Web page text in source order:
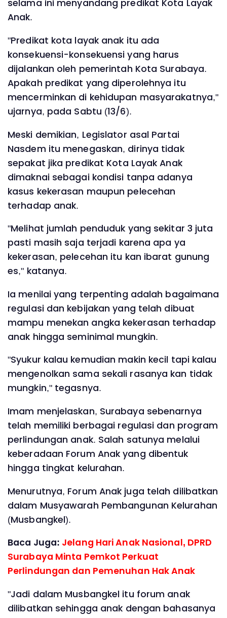
selama ini menyandang predikat Kota Layak
Anak.
‎"Predikat kota layak anak itu ada
konsekuensi-konsekuensi yang harus
dijalankan oleh pemerintah Kota Surabaya.
Apakah predikat yang diperolehnya itu
mencerminkan di kehidupan masyarakatnya,"
ujarnya, pada Sabtu (13/6).
‎Meski demikian, Legislator asal Partai
Nasdem itu menegaskan, dirinya tidak
sepakat jika predikat Kota Layak Anak
dimaknai sebagai kondisi tanpa adanya
kasus kekerasan maupun pelecehan
terhadap anak.
‎"Melihat jumlah penduduk yang sekitar 3 juta
pasti masih saja terjadi karena apa ya
kekerasan, pelecehan itu kan ibarat gunung
es," katanya.
‎Ia menilai yang terpenting adalah bagaimana
regulasi dan kebijakan yang telah dibuat
mampu menekan angka kekerasan terhadap
anak hingga seminimal mungkin.
‎"Syukur kalau kemudian makin kecil tapi kalau
mengenolkan sama sekali rasanya kan tidak
mungkin," tegasnya.
‎Imam menjelaskan, Surabaya sebenarnya
telah memiliki berbagai regulasi dan program
perlindungan anak. Salah satunya melalui
keberadaan Forum Anak yang dibentuk
hingga tingkat kelurahan.
‎Menurutnya, Forum Anak juga telah dilibatkan
dalam Musyawarah Pembangunan Kelurahan
(Musbangkel).
Baca Juga: Jelang Hari Anak Nasional, DPRD
Surabaya Minta Pemkot Perkuat
Perlindungan dan Pemenuhan Hak Anak
‎"Jadi dalam Musbangkel itu forum anak
dilibatkan sehingga anak dengan bahasanya